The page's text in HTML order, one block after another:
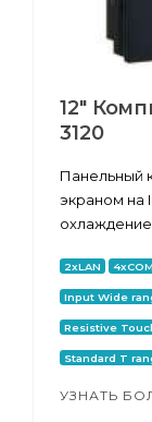
12"
3120
Панельный
экраном на
2xLAN 4xCOM
Input Wide
Resistive
Standard T
УЗНАТЬ